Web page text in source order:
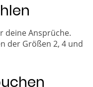
deine Ansprüche.
der Größen 2, 4 und